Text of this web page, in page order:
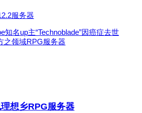
服务器
知名up主“Technoblade”因癌症去世
之领域RPG服务器
想乡RPG服务器